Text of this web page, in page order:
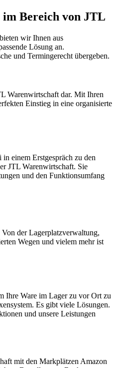
im Bereich von JTL
wir Ihnen aus
Lösung an.
und Termingerecht übergeben.
Warenwirtschaft dar. Mit Ihren
Einstieg in eine organisierte
einem Erstgespräch zu den
JTL Warenwirtschaft. Sie
und den Funktionsumfang
der Lagerplatzverwaltung,
Wegen und vielem mehr ist
Ihre Ware im Lager zu vor Ort zu
Es gibt viele Lösungen.
und unsere Leistungen
mit den Markplätzen Amazon